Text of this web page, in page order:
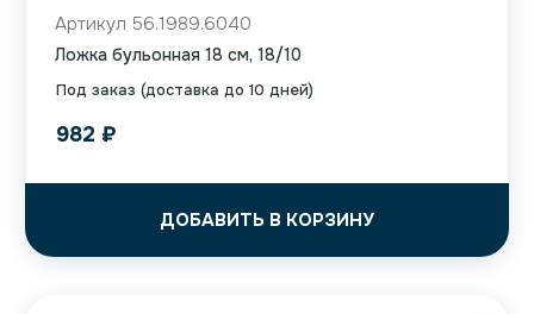
Под заказ (доставка до 10 дней)
Артикул 56.1989.6040
Ложка бульонная 18 см, 18/10
982 ₽
ДОБАВИТЬ В КОРЗИНУ